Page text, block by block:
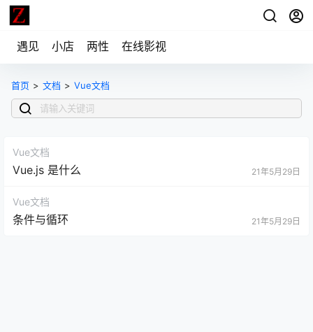
遇见 小店 两性 在线影视
首页 > 文档 > Vue文档
Vue文档
Vue.js 是什么 21年5月29日
Vue文档
条件与循环 21年5月29日